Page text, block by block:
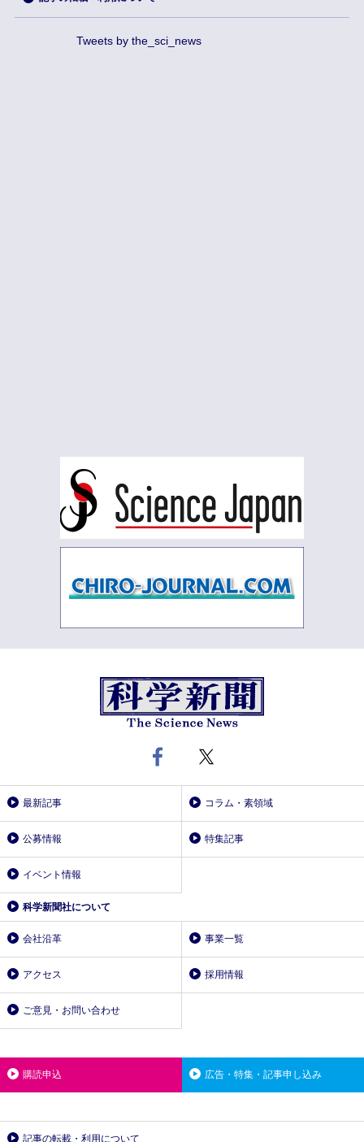
Tweets by the_sci_news
最新記事 コラム・素領域
公募情報 特集記事
イベント情報
科学新聞社について
会社沿革 事業一覧
アクセス 採用情報
ご意見・お問い合わせ
購読申込 広告・特集・記事申し込み
記事の転載・利用について